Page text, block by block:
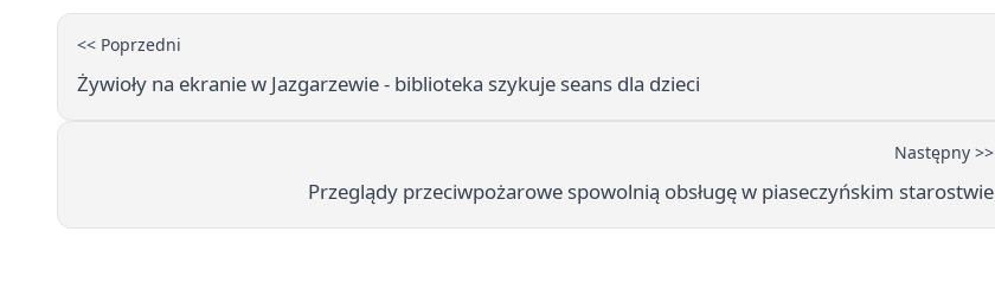
<< Poprzedni
Żywioły na ekranie w Jazgarzewie - biblioteka szykuje seans dla dzieci
Następny >>
Przeglądy przeciwpożarowe spowolnią obsługę w piaseczyńskim starostwie